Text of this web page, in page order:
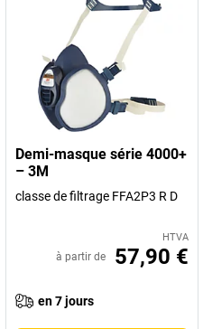
Demi-masque série 4000+
– 3M
classe de filtrage FFA2P3 R D
HTVA
à partir de 57,90 €
en 7 jours